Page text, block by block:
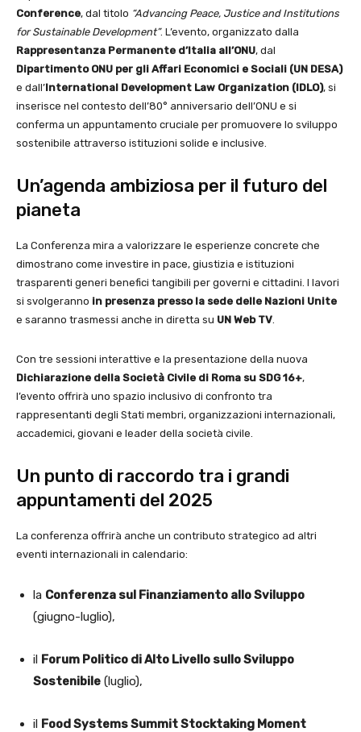
Conference, dal titolo “Advancing Peace, Justice and Institutions
for Sustainable Development”. L’evento, organizzato dalla
Rappresentanza Permanente d’Italia all’ONU, dal
Dipartimento ONU per gli Affari Economici e Sociali (UN DESA)
e dall’International Development Law Organization (IDLO), si
inserisce nel contesto dell’80° anniversario dell’ONU e si
conferma un appuntamento cruciale per promuovere lo sviluppo
sostenibile attraverso istituzioni solide e inclusive.
Un’agenda ambiziosa per il futuro del
pianeta
La Conferenza mira a valorizzare le esperienze concrete che
dimostrano come investire in pace, giustizia e istituzioni
trasparenti generi benefici tangibili per governi e cittadini. I lavori
si svolgeranno in presenza presso la sede delle Nazioni Unite
e saranno trasmessi anche in diretta su UN Web TV.
Con tre sessioni interattive e la presentazione della nuova
Dichiarazione della Società Civile di Roma su SDG 16+,
l’evento offrirà uno spazio inclusivo di confronto tra
rappresentanti degli Stati membri, organizzazioni internazionali,
accademici, giovani e leader della società civile.
Un punto di raccordo tra i grandi
appuntamenti del 2025
La conferenza offrirà anche un contributo strategico ad altri
eventi internazionali in calendario:
la Conferenza sul Finanziamento allo Sviluppo
(giugno-luglio),
il Forum Politico di Alto Livello sullo Sviluppo
Sostenibile (luglio),
il Food Systems Summit Stocktaking Moment